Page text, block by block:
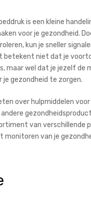
is een kleine
voor je gezondheid.
kun je sneller
betekent niet dat je
maar wel dat je jezelf de
gezondheid te zorgen.
over hulpmiddelen
van verschillende
monitoren van je